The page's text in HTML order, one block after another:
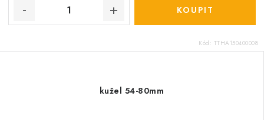
Kód: TTHA150400008
kužel 54-80mm